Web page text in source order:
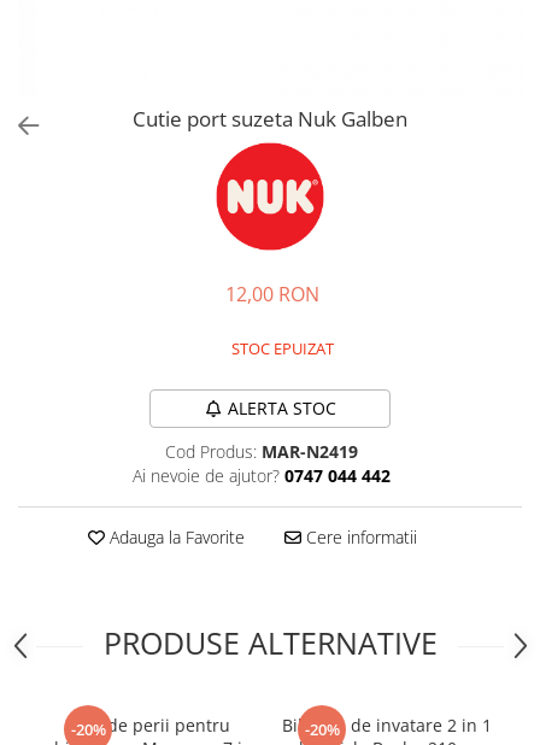
Jucarii electroniceCutie port suzeta Nuk Galben
12,00 RON
STOC EPUIZAT
ALERTA STOC
Cod Produs: MAR-N2419
Ai nevoie de ajutor? 0747 044 442
Adauga la Favorite Cere informatii
PRODUSE ALTERNATIVE
-20%
Set de perii pentru
-20%
Biberon de invatare 2 in 1